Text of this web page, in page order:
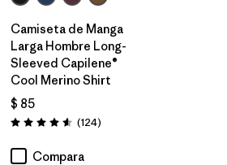
Camiseta de Manga
Larga Hombre Long-
Sleeved Capilene®
Cool Merino Shirt
$ 85
Valoración: 4.6 / 5
(124Comentarios
)
Compara